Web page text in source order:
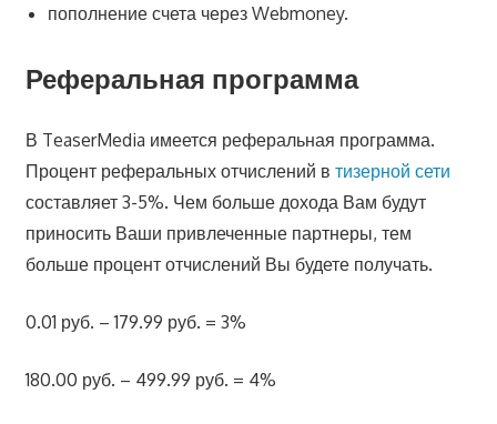
пополнение счета через Webmoney.
Реферальная программа
В TeaserMedia имеется реферальная программа.
Процент реферальных отчислений в тизерной сети
составляет 3-5%. Чем больше дохода Вам будут
приносить Ваши привлеченные партнеры, тем
больше процент отчислений Вы будете получать.
0.01 руб. – 179.99 руб. = 3%
180.00 руб. – 499.99 руб. = 4%